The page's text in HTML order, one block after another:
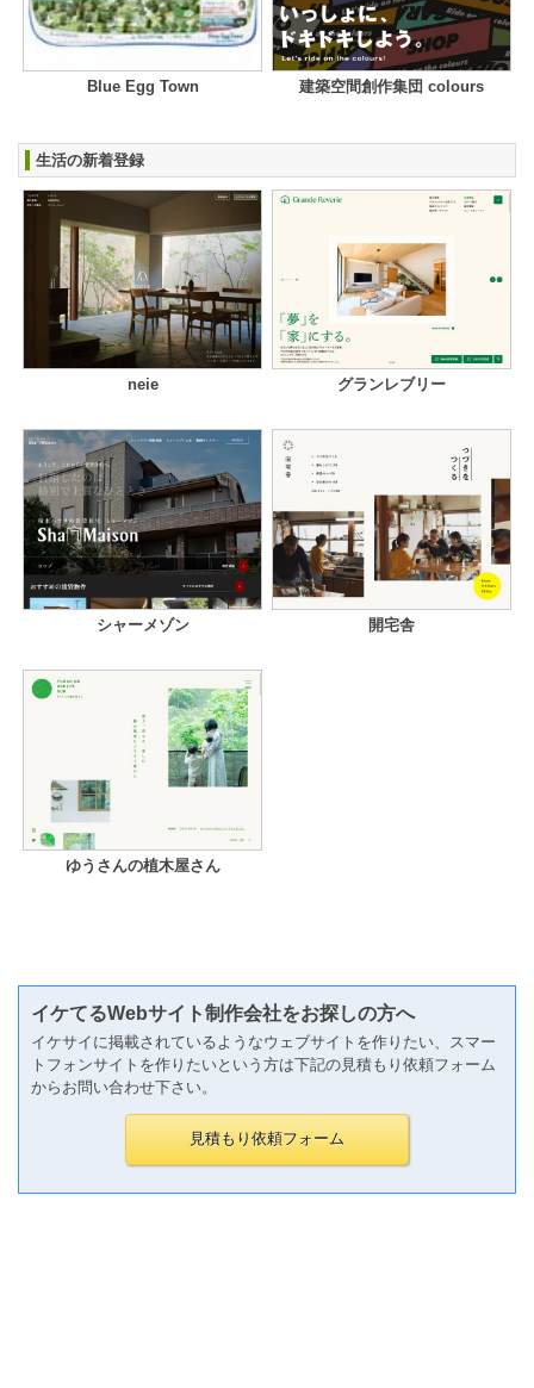
Blue Egg Town 建築空間創作集団 colours
生活の新着登録
neie グランレブリー
シャーメゾン 開宅舎
ゆうさんの植木屋さん
イケてるWebサイト制作会社をお探しの方へ
イケサイに掲載されているようなウェブサイトを作りたい、スマー
トフォンサイトを作りたいという方は下記の見積もり依頼フォーム
からお問い合わせ下さい。